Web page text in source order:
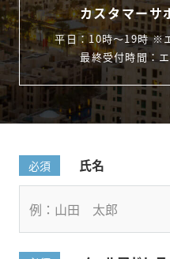
カスタマーサ
平日：10時〜19時 ※
最終受付時間：
必須 氏名